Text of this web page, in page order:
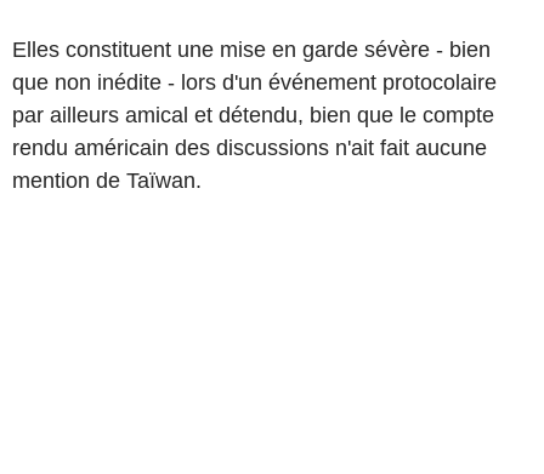
Elles constituent une mise en garde sévère - bien
que non inédite - lors d'un événement protocolaire
par ailleurs amical et détendu, bien que le compte
rendu américain des discussions n'ait fait aucune
mention de Taïwan.